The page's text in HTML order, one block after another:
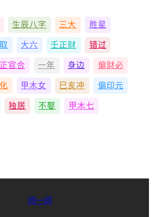
生辰八字 三大 胜星
大六 壬正财 错过
正官合 一年 身边 偏财必
甲木女 巳亥冲 偏印元
独居 不娶 甲木七
问一问